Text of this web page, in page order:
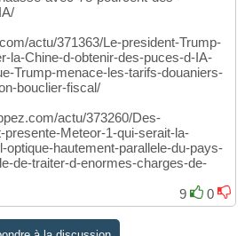
actu/371363/Le-president-Trump-
la-Chine-d-obtenir-des-puces-d-IA-
Trump-menace-les-tarifs-douaniers-
bouclier-fiscal/
actu/373260/Des-
Meteor-1-qui-serait-la-
optique-hautement-parallele-du-pays-
de-traiter-d-enormes-charges-de-
9
0